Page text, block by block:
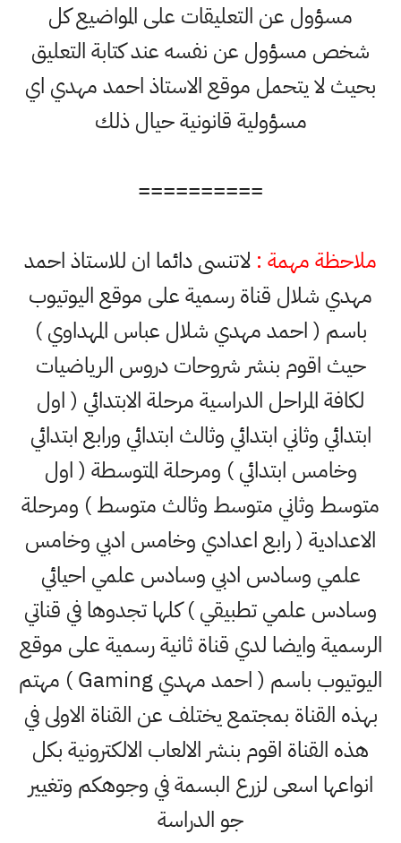
مسؤول عن التعليقات على المواضيع كل
شخص مسؤول عن نفسه عند كتابة التعليق
بحيث لا يتحمل موقع الاستاذ احمد مهدي اي
مسؤولية قانونية حيال ذلك
==========
ملاحظة مهمة : لاتنسى دائما ان للاستاذ احمد
مهدي شلال قناة رسمية على موقع اليوتيوب
باسم ( احمد مهدي شلال عباس المهداوي )
حيث اقوم بنشر شروحات دروس الرياضيات
لكافة المراحل الدراسية مرحلة الابتدائي ( اول
ابتدائي وثاني ابتدائي وثالث ابتدائي ورابع ابتدائي
وخامس ابتدائي ) ومرحلة المتوسطة ( اول
متوسط وثاني متوسط وثالث متوسط ) ومرحلة
الاعدادية ( رابع اعدادي وخامس ادبي وخامس
علمي وسادس ادبي وسادس علمي احيائي
وسادس علمي تطبيقي ) كلها تجدوها في قناتي
الرسمية وايضا لدي قناة ثانية رسمية على موقع
اليوتيوب باسم ( احمد مهدي Gaming ) مهتم
بهذه القناة بمجتمع يختلف عن القناة الاولى في
هذه القناة اقوم بنشر الالعاب الالكترونية بكل
انواعها اسعى لزرع البسمة في وجوهكم وتغيير
جو الدراسة